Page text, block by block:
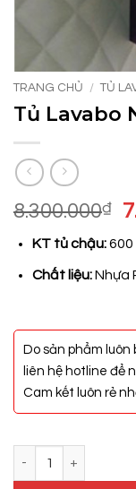
TRANG CHỦ / TỦ
Tủ Lavabo
8.300.000₫
KT tủ chậu:600
Chất liệu:Nhựa
Do sản phẩm
liên hệ hotline để
Cam kết luôn rẻ